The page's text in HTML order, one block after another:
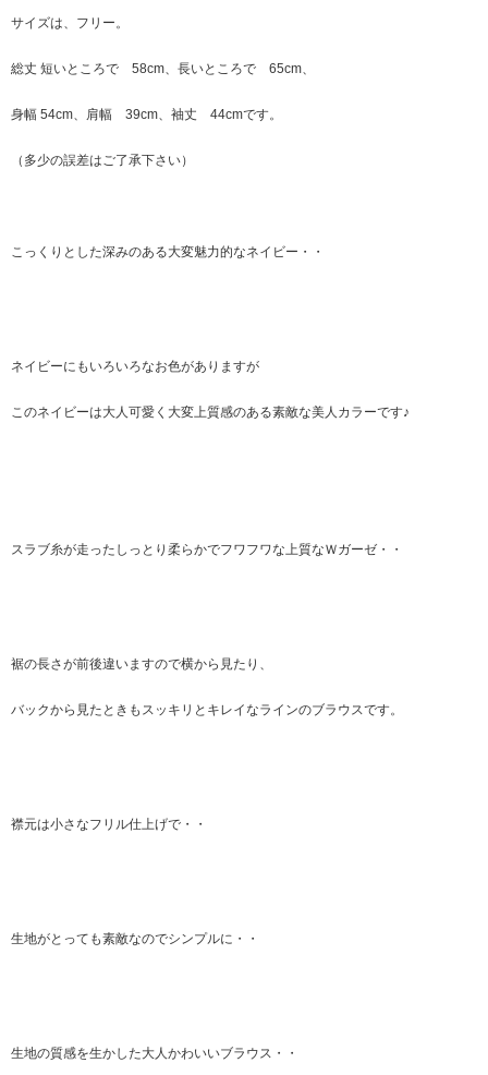
サイズは、フリー。
総丈 短いところで 58cm、長いところで 65cm、
身幅 54cm、肩幅 39cm、袖丈 44cmです。
（多少の誤差はご了承下さい）
こっくりとした深みのある大変魅力的なネイビー・・
ネイビーにもいろいろなお色がありますが
このネイビーは大人可愛く大変上質感のある素敵な美人カラーです♪
スラブ糸が走ったしっとり柔らかでフワフワな上質なＷガーゼ・・
裾の長さが前後違いますので横から見たり、
バックから見たときもスッキリとキレイなラインのブラウスです。
襟元は小さなフリル仕上げで・・
生地がとっても素敵なのでシンプルに・・
生地の質感を生かした大人かわいいブラウス・・